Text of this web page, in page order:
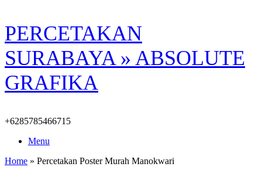
Skip
to
content
PERCETAKAN
SURABAYA » ABSOLUTE
GRAFIKA
+6285785466715
Menu
Home » Percetakan Poster Murah Manokwari